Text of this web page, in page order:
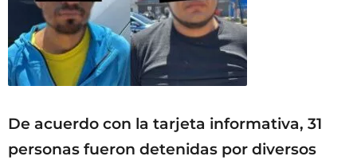
De acuerdo con la tarjeta informativa, 31
personas fueron detenidas por diversos